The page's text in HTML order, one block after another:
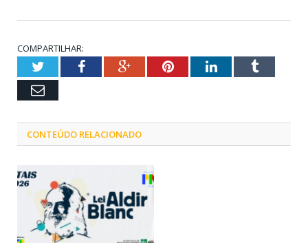
COMPARTILHAR:
TwitterFacebookGoogle+PinterestLinkedInTumblr
Email
CONTEÚDO RELACIONADO